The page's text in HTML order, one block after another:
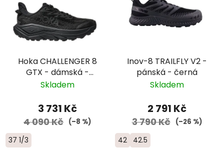
Hoka CHALLENGER 8
GTX - dámská -
černá
Skladem
3 731 Kč
4 090 Kč (–8 %)
37 1/3
Inov-8 TRAILFLY V2 -
pánská - černá
Skladem
2 791 Kč
3 790 Kč (–26 %)
42 42.5